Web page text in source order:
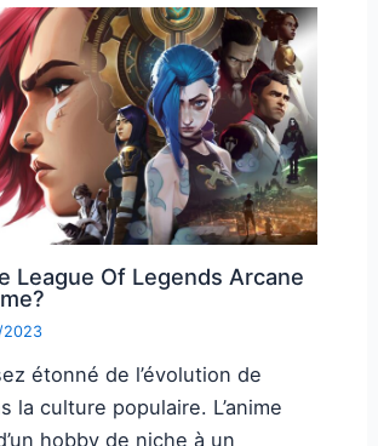
League Of Legends Arcane
2023
étonné de l’évolution de
la culture populaire. L’anime
hobby de niche à un